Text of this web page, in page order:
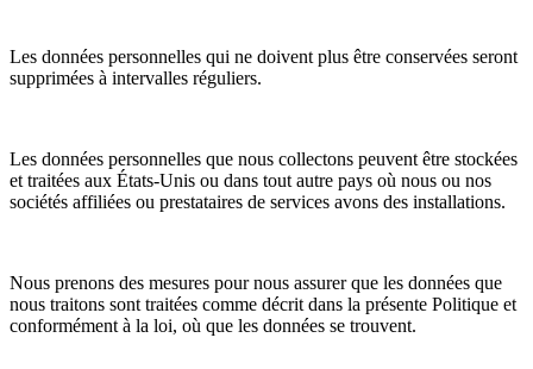
Les données personnelles qui ne doivent plus être conservées seront
supprimées à intervalles réguliers.
Les données personnelles que nous collectons peuvent être stockées
et traitées aux États-Unis ou dans tout autre pays où nous ou nos
sociétés affiliées ou prestataires de services avons des installations.
Nous prenons des mesures pour nous assurer que les données que
nous traitons sont traitées comme décrit dans la présente Politique et
conformément à la loi, où que les données se trouvent.